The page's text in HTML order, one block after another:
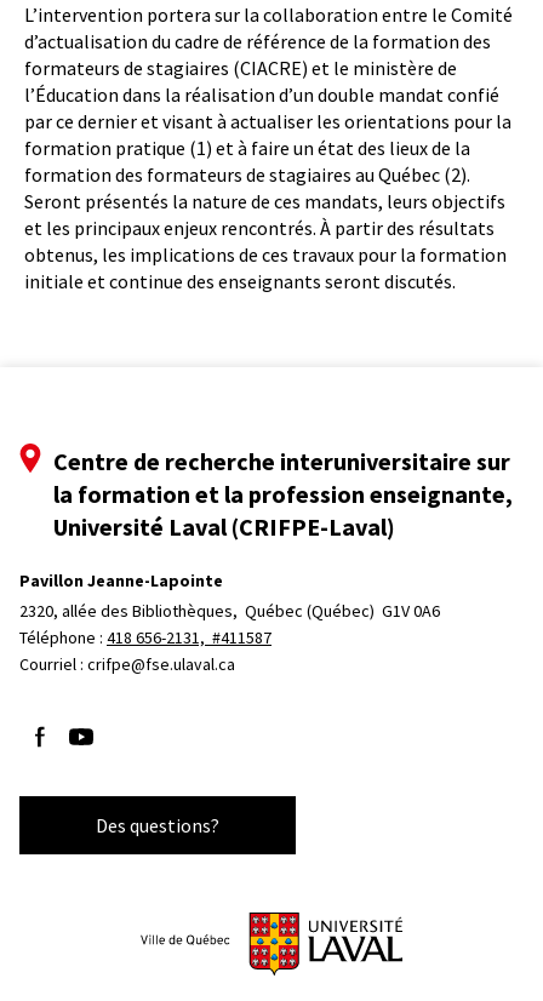
L’intervention portera sur la collaboration entre le Comité
d’actualisation du cadre de référence de la formation des
formateurs de stagiaires (CIACRE) et le ministère de
l’Éducation dans la réalisation d’un double mandat confié
par ce dernier et visant à actualiser les orientations pour la
formation pratique (1) et à faire un état des lieux de la
formation des formateurs de stagiaires au Québec (2).
Seront présentés la nature de ces mandats, leurs objectifs
et les principaux enjeux rencontrés. À partir des résultats
obtenus, les implications de ces travaux pour la formation
initiale et continue des enseignants seront discutés.
Centre de recherche interuniversitaire sur
la formation et la profession enseignante,
Université Laval (CRIFPE-Laval)
Pavillon Jeanne-Lapointe
2320, allée des Bibliothèques, Québec (Québec)  G1V 0A6
Téléphone : 418 656-2131, #411587
Courriel : crifpe@fse.ulaval.ca
Suivez-nous sur Facebook
Suivez-nous sur YouTube
Des questions?